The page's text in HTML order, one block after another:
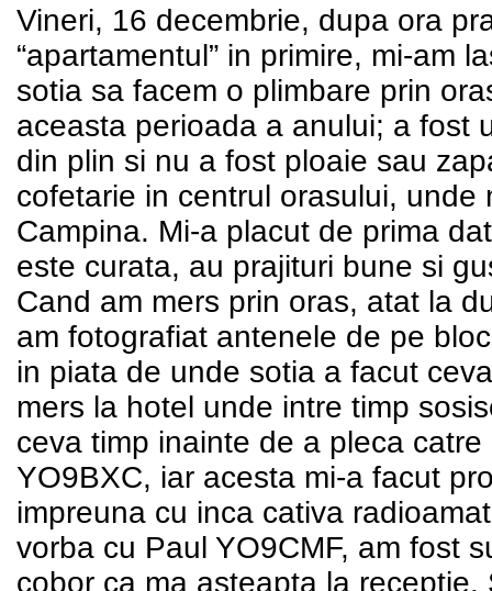
Vineri, 16 decembrie, dupa ora
“apartamentul” in primire, mi-am
sotia sa facem o plimbare prin
aceasta perioada a anului; a fost
din plin si nu a fost ploaie sau
cofetarie in centrul orasului,
Campina. Mi-a placut de prima
este curata, au prajituri bune si
Cand am mers prin oras, atat la
am fotografiat antenele de pe
in piata de unde sotia a facut
mers la hotel unde intre timp
ceva timp inainte de a pleca
YO9BXC, iar acesta mi-a facut
impreuna cu inca cativa
vorba cu Paul YO9CMF, am fost
cobor ca ma asteapta la